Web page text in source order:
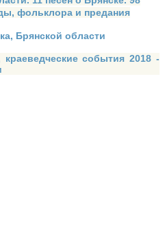
фольклора и предания
Брянской области
краеведческие события 2018 -